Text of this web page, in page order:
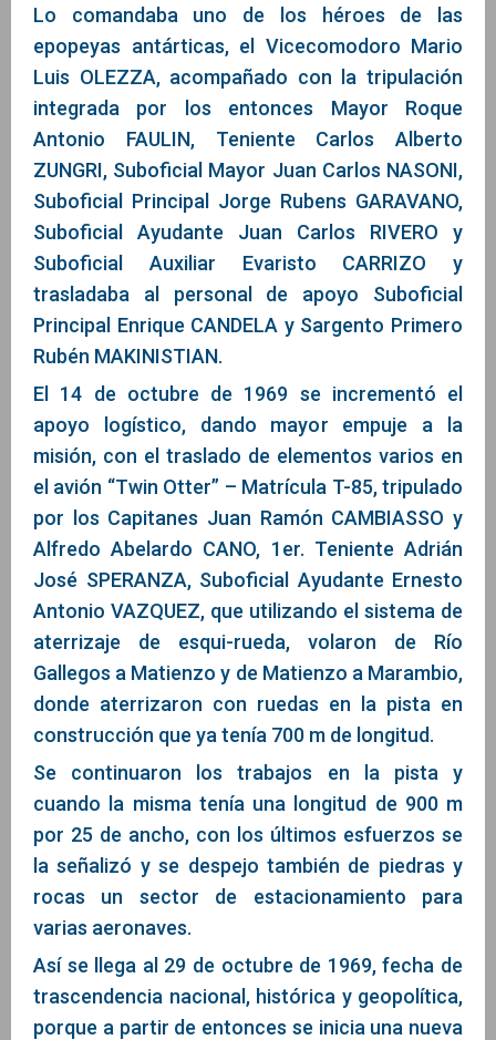
Lo comandaba uno de los héroes de las
epopeyas antárticas, el Vicecomodoro Mario
Luis OLEZZA, acompañado con la tripulación
integrada por los entonces Mayor Roque
Antonio FAULIN, Teniente Carlos Alberto
ZUNGRI, Suboficial Mayor Juan Carlos NASONI,
Suboficial Principal Jorge Rubens GARAVANO,
Suboficial Ayudante Juan Carlos RIVERO y
Suboficial Auxiliar Evaristo CARRIZO y
trasladaba al personal de apoyo Suboficial
Principal Enrique CANDELA y Sargento Primero
Rubén MAKINISTIAN.
El 14 de octubre de 1969 se incrementó el
apoyo logístico, dando mayor empuje a la
misión, con el traslado de elementos varios en
el avión “Twin Otter” – Matrícula T-85, tripulado
por los Capitanes Juan Ramón CAMBIASSO y
Alfredo Abelardo CANO, 1er. Teniente Adrián
José SPERANZA, Suboficial Ayudante Ernesto
Antonio VAZQUEZ, que utilizando el sistema de
aterrizaje de esqui-rueda, volaron de Río
Gallegos a Matienzo y de Matienzo a Marambio,
donde aterrizaron con ruedas en la pista en
construcción que ya tenía 700 m de longitud.
Se continuaron los trabajos en la pista y
cuando la misma tenía una longitud de 900 m
por 25 de ancho, con los últimos esfuerzos se
la señalizó y se despejo también de piedras y
rocas un sector de estacionamiento para
varias aeronaves.
Así se llega al 29 de octubre de 1969, fecha de
trascendencia nacional, histórica y geopolítica,
porque a partir de entonces se inicia una nueva